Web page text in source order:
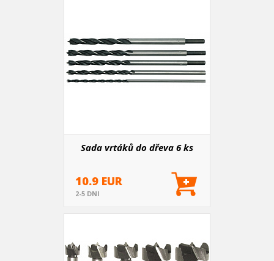
Sada vrtáků do dřeva 6 ks
10.9 EUR
2-5 DNI